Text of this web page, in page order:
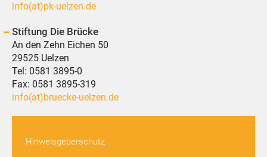
info(at)pk-uelzen.de
Stiftung Die Brücke
An den Zehn Eichen 50
29525 Uelzen
Tel: 0581 3895-0
Fax: 0581 3895-319
info(at)bruecke-uelzen.de
Hinweisgeberschutz